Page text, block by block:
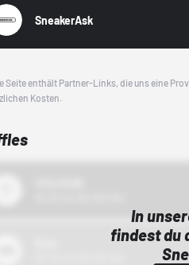
SneakerAsk
Seite enthält Partner-Links, die uns eine
Kosten.
In
findest du